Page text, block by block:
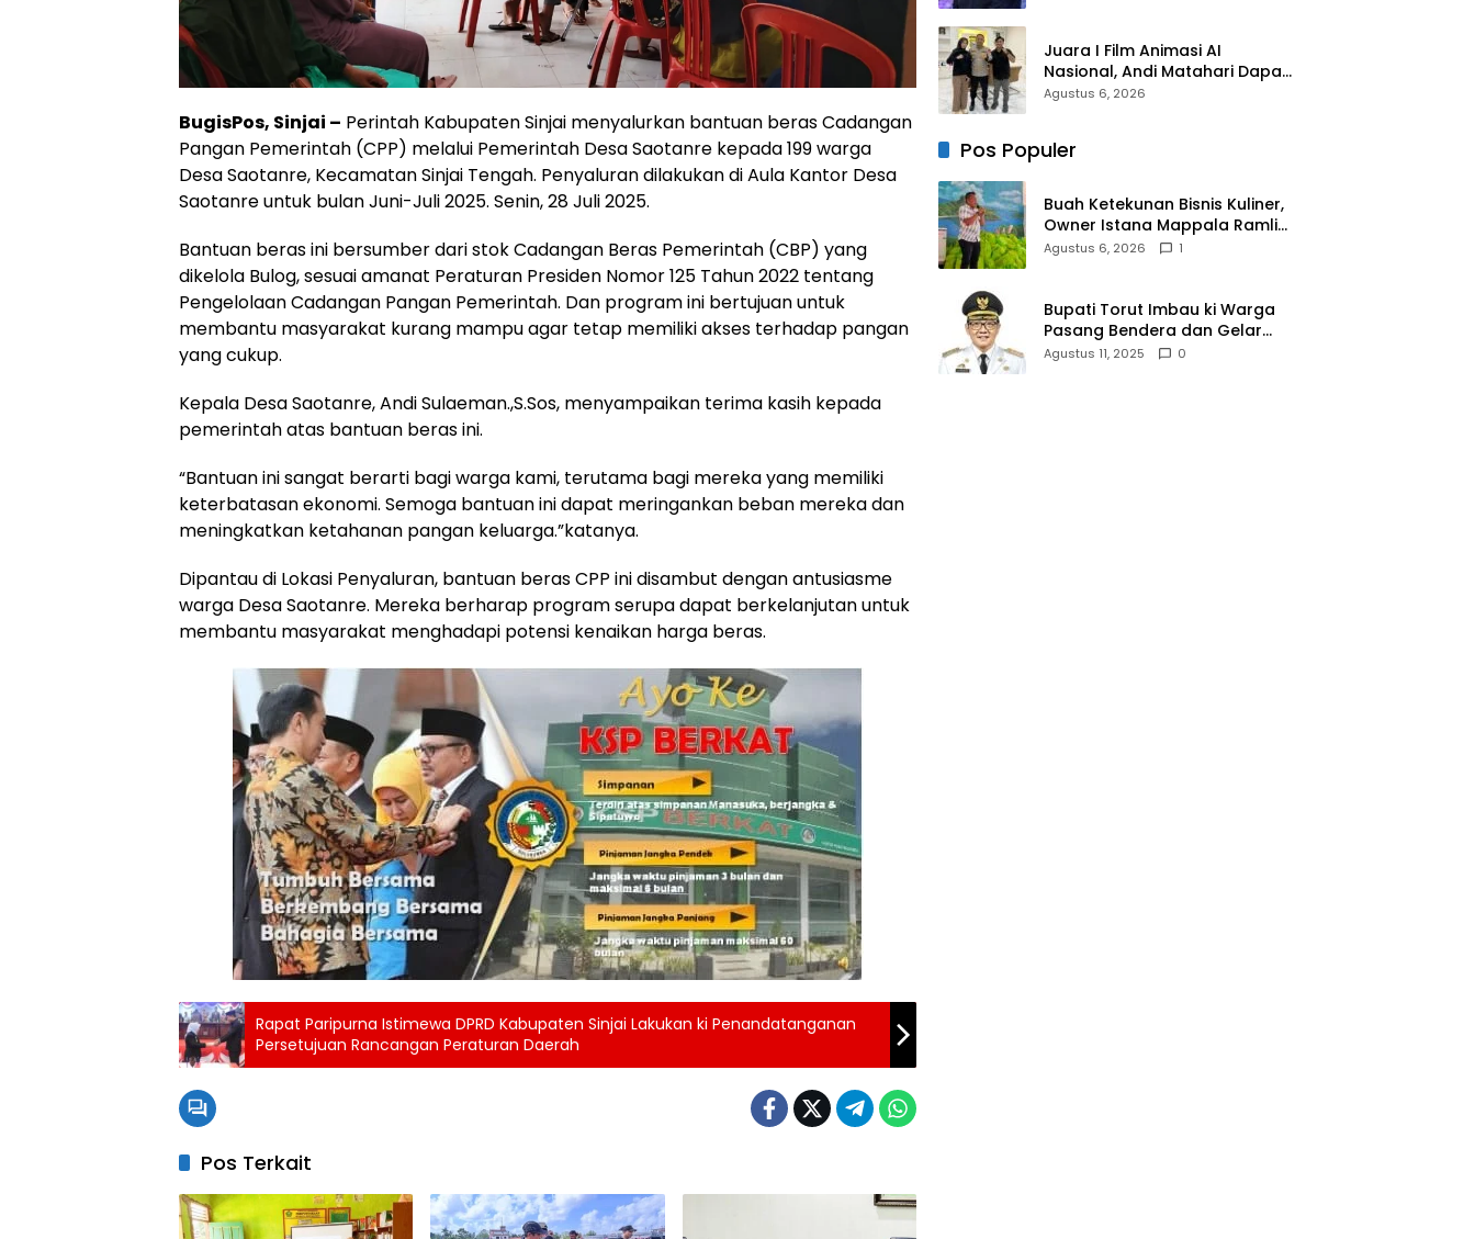
BugisPos, Sinjai – Perintah Kabupaten Sinjai menyalurkan bantuan beras Cadangan
Pangan Pemerintah (CPP) melalui Pemerintah Desa Saotanre kepada 199 warga
Desa Saotanre, Kecamatan Sinjai Tengah. Penyaluran dilakukan di Aula Kantor Desa
Saotanre untuk bulan Juni-Juli 2025. Senin, 28 Juli 2025.
Bantuan beras ini bersumber dari stok Cadangan Beras Pemerintah (CBP) yang
dikelola Bulog, sesuai amanat Peraturan Presiden Nomor 125 Tahun 2022 tentang
Pengelolaan Cadangan Pangan Pemerintah. Dan program ini bertujuan untuk
membantu masyarakat kurang mampu agar tetap memiliki akses terhadap pangan
yang cukup.
Kepala Desa Saotanre, Andi Sulaeman.,S.Sos, menyampaikan terima kasih kepada
pemerintah atas bantuan beras ini.
“Bantuan ini sangat berarti bagi warga kami, terutama bagi mereka yang memiliki
keterbatasan ekonomi. Semoga bantuan ini dapat meringankan beban mereka dan
meningkatkan ketahanan pangan keluarga.”katanya.
Dipantau di Lokasi Penyaluran, bantuan beras CPP ini disambut dengan antusiasme
warga Desa Saotanre. Mereka berharap program serupa dapat berkelanjutan untuk
membantu masyarakat menghadapi potensi kenaikan harga beras.
Rapat Paripurna Istimewa DPRD Kabupaten Sinjai Lakukan ki Penandatanganan
Persetujuan Rancangan Peraturan Daerah
Pos Terkait
Juara I Film Animasi AI
Nasional, Andi Matahari Dapat
ki Tauwwa Apresiasi Dari
Agustus 6, 2026
Pos Populer
Buah Ketekunan Bisnis Kuliner,
Owner Istana Mappala Ramli
Lallo Tebar 520 Paket
Agustus 6, 2026 1
Bupati Torut Imbau ki Warga
Pasang Bendera dan Gelar
Lomba 17 Agustus
Agustus 11, 2025 0